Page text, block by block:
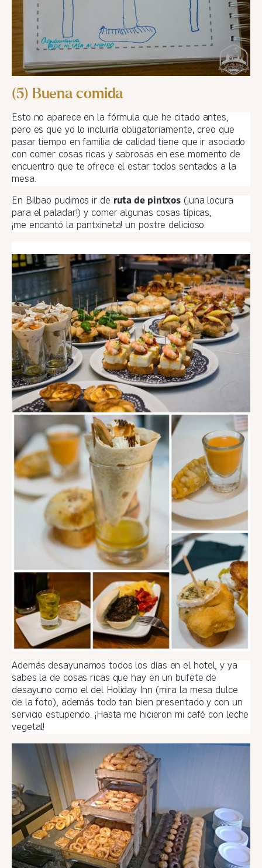
(5) Buena comida
Esto no aparece en la fórmula que he citado antes,
pero es que yo lo incluiría obligatoriamente, creo que
pasar tiempo en familia de calidad tiene que ir asociado
con comer cosas ricas y sabrosas en ese momento de
encuentro que te ofrece el estar todos sentados a la
mesa.
En Bilbao pudimos ir de ruta de pintxos (¡una locura
para el paladar!) y comer algunas cosas típicas,
¡me encantó la pantxineta! un postre delicioso.
Además desayunamos todos los días en el hotel, y ya
sabes la de cosas ricas que hay en un bufete de
desayuno como el del Holiday Inn (mira la mesa dulce
de la foto), además todo tan bien presentado y con un
servicio estupendo. ¡Hasta me hicieron mi café con leche
vegetal!